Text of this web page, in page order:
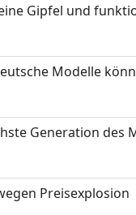
Gipfel und
Modelle
Generation des
Preisexplosion